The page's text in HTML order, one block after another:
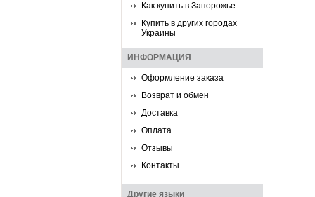
Как купить в Запорожье
Купить в других городах
Украины
ИНФОРМАЦИЯ
Оформление заказа
Возврат и обмен
Доставка
Оплата
Отзывы
Контакты
Другие языки